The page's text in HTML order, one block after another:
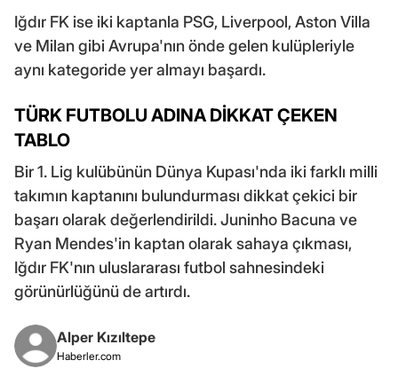
Iğdır FK ise iki kaptanla PSG, Liverpool, Aston Villa
ve Milan gibi Avrupa'nın önde gelen kulüpleriyle
aynı kategoride yer almayı başardı.
TÜRK FUTBOLU ADINA DİKKAT ÇEKEN
TABLO
Bir 1. Lig kulübünün Dünya Kupası'nda iki farklı milli
takımın kaptanını bulundurması dikkat çekici bir
başarı olarak değerlendirildi. Juninho Bacuna ve
Ryan Mendes'in kaptan olarak sahaya çıkması,
Iğdır FK'nın uluslararası futbol sahnesindeki
görünürlüğünü de artırdı.
Alper Kızıltepe
Haberler.com